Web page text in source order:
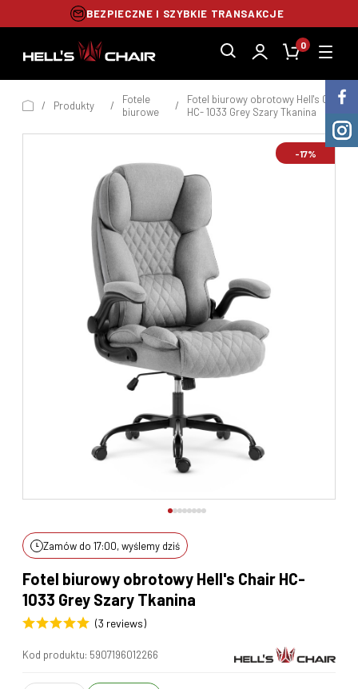
BEZPIECZNE I SZYBKIE TRANSAKCJE
0
/ Produkty /
Fotele
biurowe
/
Fotel biurowy obrotowy Hell's Chair
HC- 1033 Grey Szary Tkanina
-17%
Zamów do 17:00, wyślemy dziś
Fotel biurowy obrotowy Hell's Chair HC-
1033 Grey Szary Tkanina
(3 reviews)
Kod produktu: 5907196012266